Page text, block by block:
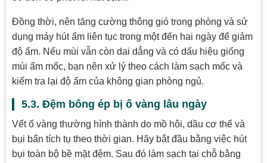
Đồng thời, nên tăng cường thông gió trong phòng và sử
dụng máy hút ẩm liên tục trong một đến hai ngày để giảm
độ ẩm. Nếu mùi vẫn còn dai dẳng và có dấu hiệu giống
mùi ẩm mốc, bạn nên xử lý theo cách làm sạch mốc và
kiểm tra lại độ ẩm của không gian phòng ngủ.
5.3. Đệm bông ép bị ố vàng lâu ngày
Vết ố vàng thường hình thành do mồ hôi, dầu cơ thể và
bụi bẩn tích tụ theo thời gian. Hãy bắt đầu bằng việc hút
bụi toàn bộ bề mặt đệm. Sau đó làm sạch tại chỗ bằng